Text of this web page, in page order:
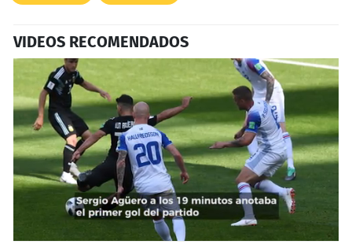
VIDEOS RECOMENDADOS